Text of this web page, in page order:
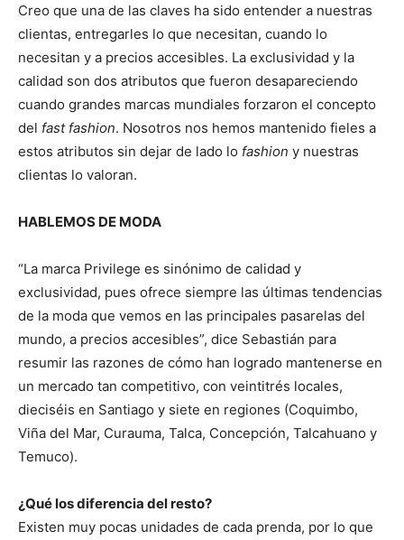
Creo que una de las claves ha sido entender a nuestras
clientas, entregarles lo que necesitan, cuando lo
necesitan y a precios accesibles. La exclusividad y la
calidad son dos atributos que fueron desapareciendo
cuando grandes marcas mundiales forzaron el concepto
del fast fashion. Nosotros nos hemos mantenido fieles a
estos atributos sin dejar de lado lo fashion y nuestras
clientas lo valoran.
HABLEMOS DE MODA
“La marca Privilege es sinónimo de calidad y
exclusividad, pues ofrece siempre las últimas tendencias
de la moda que vemos en las principales pasarelas del
mundo, a precios accesibles”, dice Sebastián para
resumir las razones de cómo han logrado mantenerse en
un mercado tan competitivo, con veintitrés locales,
dieciséis en Santiago y siete en regiones (Coquimbo,
Viña del Mar, Curauma, Talca, Concepción, Talcahuano y
Temuco).
¿Qué los diferencia del resto?
Existen muy pocas unidades de cada prenda, por lo que